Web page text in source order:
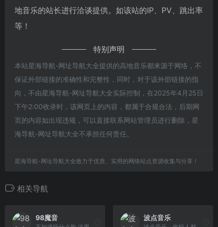
地音乐的站长进行洽谈提供。如该站的IP、PV、跳出率
等！
特别声明
本站星海导航-网址导航大全提供的高地音乐都来源于网络，不
保证外部链接的准确性和完整性，同时，对于该外部链接的指
向，不由星海导航-网址导航大全实际控制，在2025年4月25日
下午2:00收录时，该网页上的内容，都属于合规合法，后期网
页的内容如出现违规，可以直接联系网站管理员进行删除，星
海导航-网址导航大全不承担任何责任。
星海导航-网址导航大全致力于优质、实用的网络站点资源收集与分享！
相关导航
98魔音 波点音乐